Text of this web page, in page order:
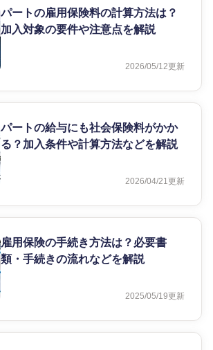
パートの雇用保険料の計算方法は？
加入対象の要件や注意点を解説
2026/05/12更新
パートの給与にも社会保険料がかか
る？加入条件や計算方法などを解説
2026/04/21 更新
雇用保険の手続き方法は？必要書
類・手続きの流れなどを解説
2025/05/19更新